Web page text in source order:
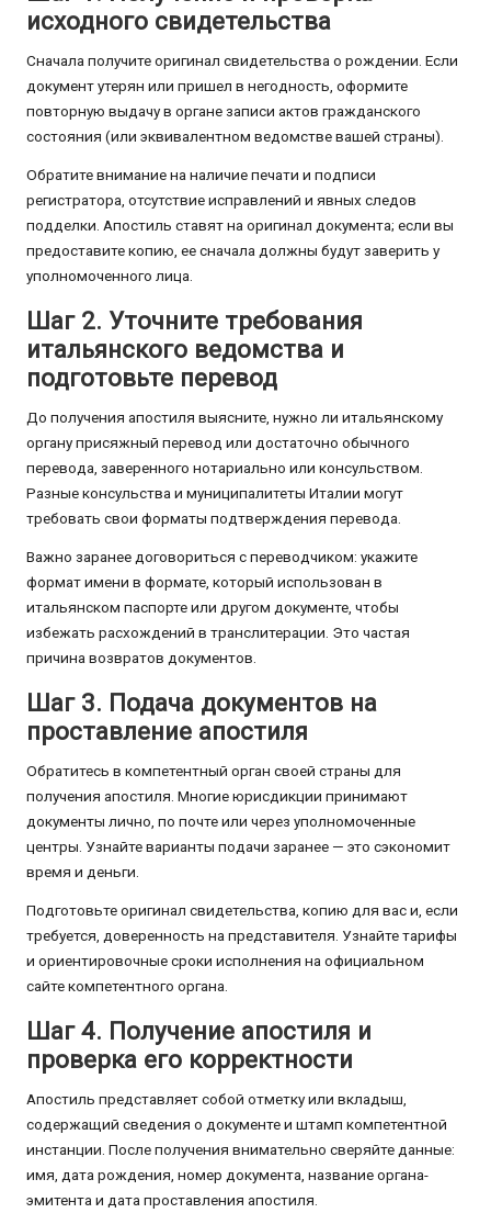
исходного свидетельства
Сначала получите оригинал свидетельства о рождении. Если
документ утерян или пришел в негодность, оформите
повторную выдачу в органе записи актов гражданского
состояния (или эквивалентном ведомстве вашей страны).
Обратите внимание на наличие печати и подписи
регистратора, отсутствие исправлений и явных следов
подделки. Апостиль ставят на оригинал документа; если вы
предоставите копию, ее сначала должны будут заверить у
уполномоченного лица.
Шаг 2. Уточните требования
итальянского ведомства и
подготовьте перевод
До получения апостиля выясните, нужно ли итальянскому
органу присяжный перевод или достаточно обычного
перевода, заверенного нотариально или консульством.
Разные консульства и муниципалитеты Италии могут
требовать свои форматы подтверждения перевода.
Важно заранее договориться с переводчиком: укажите
формат имени в формате, который использован в
итальянском паспорте или другом документе, чтобы
избежать расхождений в транслитерации. Это частая
причина возвратов документов.
Шаг 3. Подача документов на
проставление апостиля
Обратитесь в компетентный орган своей страны для
получения апостиля. Многие юрисдикции принимают
документы лично, по почте или через уполномоченные
центры. Узнайте варианты подачи заранее — это сэкономит
время и деньги.
Подготовьте оригинал свидетельства, копию для вас и, если
требуется, доверенность на представителя. Узнайте тарифы
и ориентировочные сроки исполнения на официальном
сайте компетентного органа.
Шаг 4. Получение апостиля и
проверка его корректности
Апостиль представляет собой отметку или вкладыш,
содержащий сведения о документе и штамп компетентной
инстанции. После получения внимательно сверяйте данные:
имя, дата рождения, номер документа, название органа-
эмитента и дата проставления апостиля.